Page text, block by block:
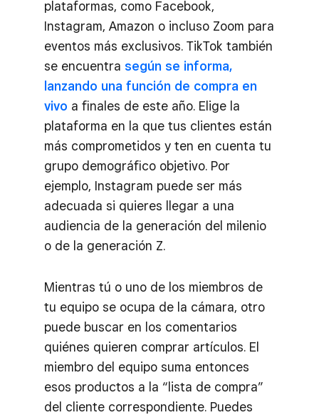
plataformas, como Facebook,
Instagram, Amazon o incluso Zoom para
eventos más exclusivos. TikTok también
se encuentra según se informa,
lanzando una función de compra en
vivo a finales de este año. Elige la
plataforma en la que tus clientes están
más comprometidos y ten en cuenta tu
grupo demográfico objetivo. Por
ejemplo, Instagram puede ser más
adecuada si quieres llegar a una
audiencia de la generación del milenio
o de la generación Z.
Mientras tú o uno de los miembros de
tu equipo se ocupa de la cámara, otro
puede buscar en los comentarios
quiénes quieren comprar artículos. El
miembro del equipo suma entonces
esos productos a la “lista de compra”
del cliente correspondiente. Puedes